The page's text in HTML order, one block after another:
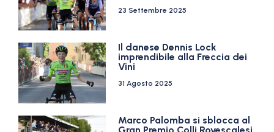
23 Settembre 2025
Il danese Dennis Lock
imprendibile alla Freccia dei
Vini
31 Agosto 2025
Marco Palomba si sblocca al